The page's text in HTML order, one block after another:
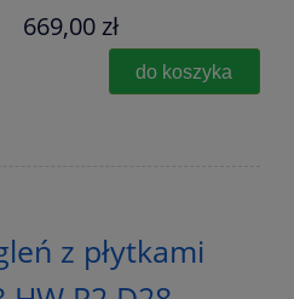
669,00 zł
do koszyka
z płytkami